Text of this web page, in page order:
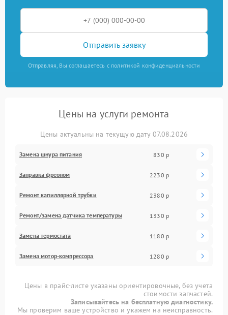
Отправить заявку
Отправляя, Вы соглашаетесь с политикой конфиденциальности
Цены на услуги ремонта
Цены актуальны на текущую дату 07.08.2026
Замена шнура питания 830 р
Заправка фреоном 2230 р
Ремонт капиллярной трубки 2380 р
Ремонт/замена датчика температуры 1330 р
Замена термостата 1180 р
Замена мотор-компрессора 1280 р
Цены в прайс-листе указаны ориентировочные, без учета
стоимости запчастей.
Записывайтесь на бесплатную диагностику.
Мы проверим ваше устройство и укажем на неисправность.